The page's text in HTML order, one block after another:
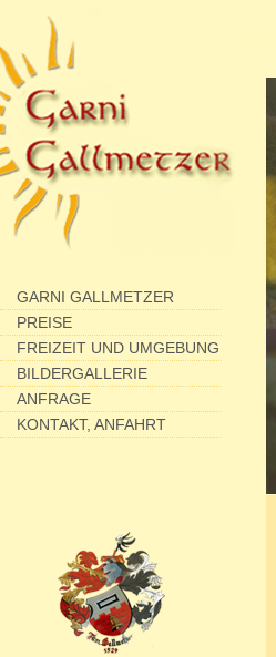
GARNI GALLMETZER
PREISE
FREIZEIT UND UMGEBUNG
BILDERGALLERIE
ANFRAGE
KONTAKT, ANFAHRT